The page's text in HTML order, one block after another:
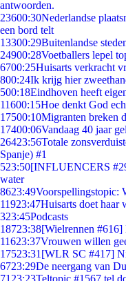
antwoorden.
23600:30Nederlandse
een bord telt
13300:29Buitenlandse
24900:28Voetballers lepel
6700:25Huisarts verkracht
800:24Ik krijg hier
500:18Eindhoven heeft
11600:15Hoe denkt God
17500:10Migranten breken
17400:06Vandaag 40 jaar
26423:56Totale
Spanje) #1
523:50[INFLUENCERS
water
8623:49Voorspellingstopic:
11923:47Huisarts doet haar
323:45Podcasts
18723:38[Wielrennen #616]
11623:37Vrouwen willen
17523:31 [WLR SC #417]
6723:29De neergang van
71 23:23Teltopic #1567 tel